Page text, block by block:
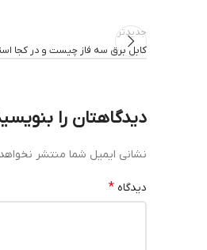
جدیدتر
کابل برق سه فاز چیست و در کجا
دیدگاهتان را
نشانی ایمیل شما منتشر
دیدگاه *